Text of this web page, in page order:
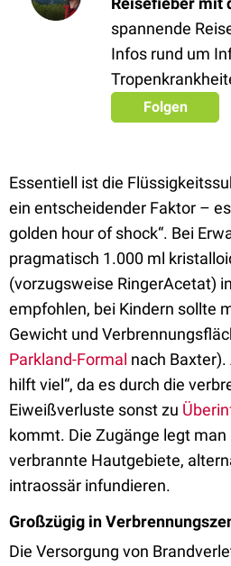
spannende
Infos rund um
Folgen
Essentiell ist die
ein entscheidender Faktor –
golden hour of shock“. Bei
pragmatisch 1.000 ml
(vorzugsweise RingerAcetat)
empfohlen, bei Kindern sollte
Gewicht und
Parkland-Formal nach Baxter).
hilft viel“, da es durch die
Eiweißverluste sonst zu
kommt. Die Zugänge legt
verbrannte Hautgebiete,
intraossär infundieren.
Großzügig in
Die Versorgung von